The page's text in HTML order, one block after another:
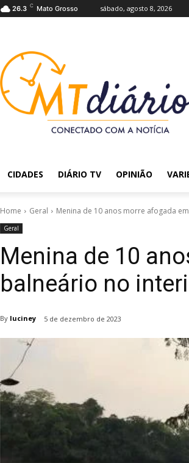
26.3 C Mato Grosso sábado, agosto 8, 2026
CIDADES DIÁRIO TV OPINIÃO
Home Geral Menina de 10 anos morre afogada
Geral
Menina de 10
balneário no
By luciney 5 de dezembro de 2023